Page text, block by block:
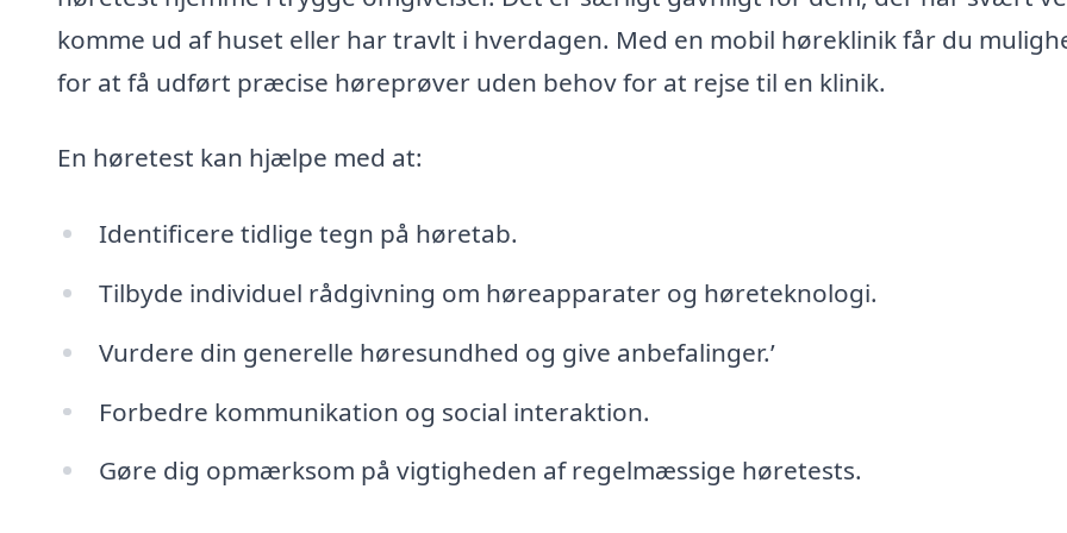
komme ud af huset eller har travlt i hverdagen. Med en mobil høreklinik får du
for at få udført præcise høreprøver uden behov for at rejse til en klinik.
En høretest kan hjælpe med at:
Identificere tidlige tegn på høretab.
Tilbyde individuel rådgivning om høreapparater og høreteknologi.
Vurdere din generelle høresundhed og give anbefalinger.’
Forbedre kommunikation og social interaktion.
Gøre dig opmærksom på vigtigheden af regelmæssige høretests.